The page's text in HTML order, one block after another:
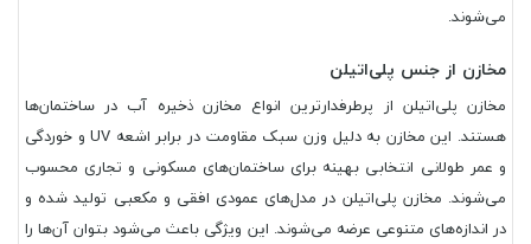
می‌شوند.
مخازن از جنس پلی‌اتیلن
مخازن پلی‌اتیلن از پرطرفدارترین انواع مخازن ذخیره آب در ساختمان‌ها
هستند. این مخازن به دلیل وزن سبک مقاومت در برابر اشعه UV و خوردگی
و عمر طولانی انتخابی بهینه برای ساختمان‌های مسکونی و تجاری محسوب
می‌شوند. مخازن پلی‌اتیلن در مدل‌های عمودی افقی و مکعبی تولید شده و
در اندازه‌های متنوعی عرضه می‌شوند. این ویژگی باعث می‌شود بتوان آن‌ها را